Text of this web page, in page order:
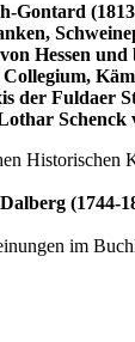
Gontard
Hessen und
Collegium,
der Fuldaer
Schenck
Historischen
(1744-
im